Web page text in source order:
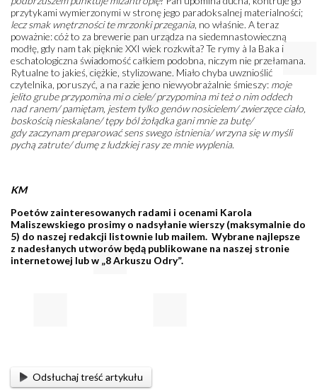
przytykami wymierzonymi w stronę jego paradoksalnej materialności;
lecz smak wnętrzności te mrzonki przegania, no właśnie. A teraz
poważnie: cóż to za brewerie pan urządza na siedemnastowieczną
modłę, gdy nam tak pięknie XXI wiek rozkwita? Te rymy à la Baka i
eschatologiczna świadomość całkiem podobna, niczym nie przełamana.
Rytualne to jakieś, ciężkie, stylizowane. Miało chyba uwznioślić
czytelnika, poruszyć, a na razie jeno niewyobrażalnie śmieszy: moje
jelito grube przypomina mi o ciele/ przypomina mi też o nim oddech
nad ranem/ pamiętam, jestem tylko genów nosicielem/ zwierzęce ciało,
boskością nieskalane/ tępy ból żołądka gani mnie za butę/
gdy zaczynam preparować sens swego istnienia/ wrzyna się w myśli
pychą zatrute/ dumę z ludzkiej rasy ze mnie wyplenia.
KM
Poetów zainteresowanych radami i ocenami Karola
Maliszewskiego prosimy o nadsyłanie wierszy (maksymalnie do
5) do naszej redakcji listownie lub mailem. Wybrane najlepsze
z nadesłanych utworów będą publikowane na naszej stronie
internetowej lub w „8 Arkuszu Odry”.
Odsłuchaj treść artykułu